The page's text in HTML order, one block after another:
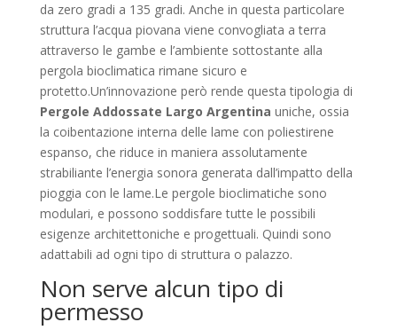
da zero gradi a 135 gradi. Anche in questa particolare
struttura l’acqua piovana viene convogliata a terra
attraverso le gambe e l’ambiente sottostante alla
pergola bioclimatica rimane sicuro e
protetto.Un’innovazione però rende questa tipologia di
Pergole Addossate Largo Argentina uniche, ossia
la coibentazione interna delle lame con poliestirene
espanso, che riduce in maniera assolutamente
strabiliante l’energia sonora generata dall’impatto della
pioggia con le lame.Le pergole bioclimatiche sono
modulari, e possono soddisfare tutte le possibili
esigenze architettoniche e progettuali. Quindi sono
adattabili ad ogni tipo di struttura o palazzo.
Non serve alcun tipo di
permesso